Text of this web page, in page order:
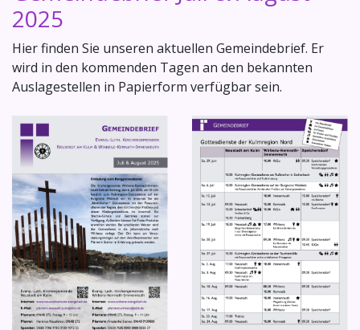
2025
Hier finden Sie unseren aktuellen Gemeindebrief. Er
wird in den kommenden Tagen an den bekannten
Auslagestellen in Papierform verfügbar sein.